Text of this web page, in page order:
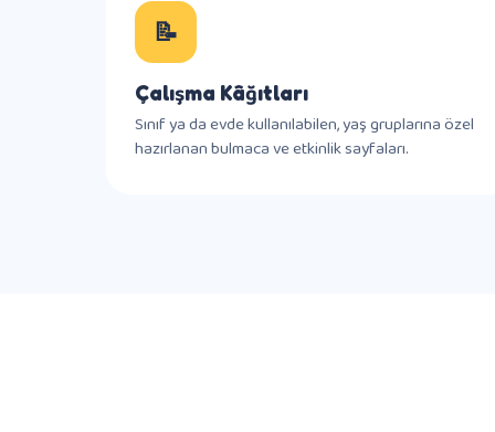
📝
Çalışma Kâğıtları
Sınıf ya da evde kullanılabilen, yaş gruplarına özel
hazırlanan bulmaca ve etkinlik sayfaları.